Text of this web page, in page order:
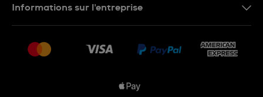
Conditions De Vente
Informations sur l'entreprise
Nous rejoindre